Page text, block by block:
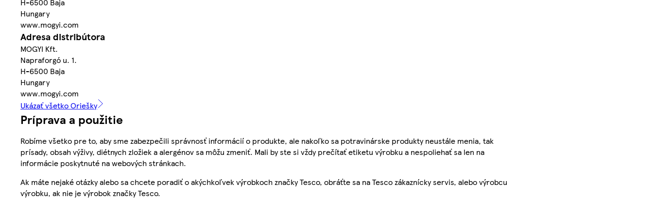
Hungary
www.mogyi.com
Adresa distribútora
MOGYI Kft.
Napraforgó u. 1.
H-6500 Baja
Hungary
www.mogyi.com
Ukázať všetko Oriešky
Príprava a použitie
Robíme všetko pre to, aby sme zabezpečili správnosť informácií o produkte, ale nakoľko sa potravinárske produkty neustále menia, tak
prísady, obsah výživy, diétnych zložiek a alergénov sa môžu zmeniť. Mali by ste si vždy prečítať etiketu výrobku a nespoliehať sa len na
informácie poskytnuté na webových stránkach.
Ak máte nejaké otázky alebo sa chcete poradiť o akýchkoľvek výrobkoch značky Tesco, obráťte sa na Tesco zákaznícky servis, alebo výrobcu
výrobku, ak nie je výrobok značky Tesco.